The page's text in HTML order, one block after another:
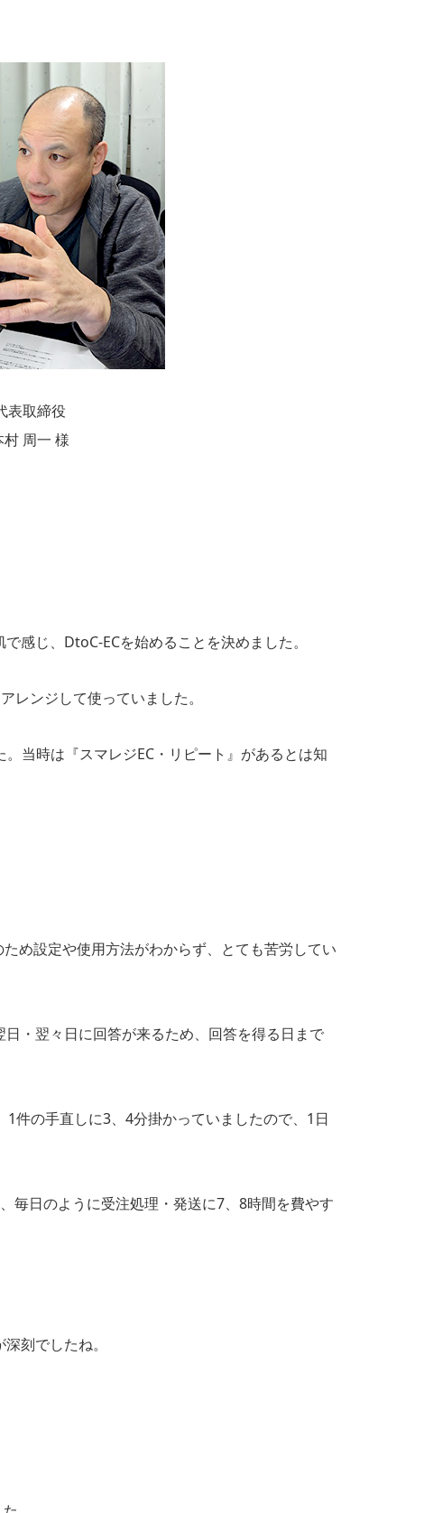
表取締役
村 周一 様
感じ、DtoC-ECを始めることを決めました。
ンジして使っていました。
当時は『スマレジEC・リピート』があるとは知
め設定や使用方法がわからず、とても苦労してい
・翌々日に回答が来るため、回答を得る日まで
件の手直しに3、4分掛かっていましたので、1日
毎日のように受注処理・発送に7、8時間を費やす
刻でしたね。